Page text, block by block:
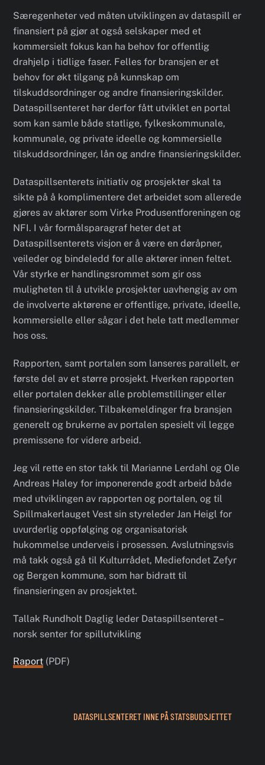
Særegenheter ved måten utviklingen av dataspill er
finansiert på gjør at også selskaper med et
kommersielt fokus kan ha behov for offentlig
drahjelp i tidlige faser. Felles for bransjen er et
behov for økt tilgang på kunnskap om
tilskuddsordninger og andre finansieringskilder.
Dataspillsenteret har derfor fått utviklet en portal
som kan samle både statlige, fylkeskommunale,
kommunale, og private ideelle og kommersielle
tilskuddsordninger, lån og andre finansieringskilder.
Dataspillsenterets initiativ og prosjekter skal ta
sikte på å komplimentere det arbeidet som allerede
gjøres av aktører som Virke Produsentforeningen og
NFI. I vår formålsparagraf heter det at
Dataspillsenterets visjon er å være en døråpner,
veileder og bindeledd for alle aktører innen feltet.
Vår styrke er handlingsrommet som gir oss
muligheten til å utvikle prosjekter uavhengig av om
de involverte aktørene er offentlige, private, ideelle,
kommersielle eller sågar i det hele tatt medlemmer
hos oss.
Rapporten, samt portalen som lanseres parallelt, er
første del av et større prosjekt. Hverken rapporten
eller portalen dekker alle problemstillinger eller
finansieringskilder. Tilbakemeldinger fra bransjen
generelt og brukerne av portalen spesielt vil legge
premissene for videre arbeid.
Jeg vil rette en stor takk til Marianne Lerdahl og Ole
Andreas Haley for imponerende godt arbeid både
med utviklingen av rapporten og portalen, og til
Spillmakerlauget Vest sin styreleder Jan Heigl for
uvurderlig oppfølging og organisatorisk
hukommelse underveis i prosessen. Avslutningsvis
må takk også gå til Kulturrådet, Mediefondet Zefyr
og Bergen kommune, som har bidratt til
finansieringen av prosjektet.
Tallak Rundholt Daglig leder Dataspillsenteret –
norsk senter for spillutvikling
Raport (PDF)
DATASPILLSENTERET INNE PÅ STATSBUDSJETTET